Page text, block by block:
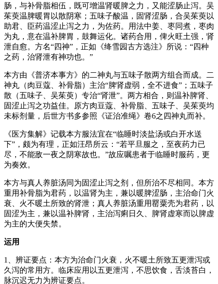
肠，与补骨脂相伍，既可增温肾暖脾之力，又能涩肠止泻。吴
茱萸温脾暖胃以散阴寒；五味子酸温，固肾涩肠，合吴茱萸以
助君、臣药温涩止泻之力，为佐药。用法中姜、枣同煮，枣肉
为丸，意在温补脾胃，鼓舞运化。诸药合用，俾火旺土强，肾
泄自愈。方名“四神”，正如《绛雪园古方选注》所说：“四种
之药，治肾泄有神功也。”
本方由《普济本事方》的二神丸与五味子散两方组合而成。二
神丸（肉豆蔻、补骨脂）主治“脾肾虚弱，全不进食”；五味子
散（五味子、吴茱萸）专治“肾泄”。两方相合，则温补脾肾、
固涩止泻之功益佳。原方肉豆蔻、补骨脂、五味子、吴茱萸均
未标剂量，后世方书多参照《证治准绳》卷6之四神丸而补。
《医方集解》记载本方服法宜在“临睡时淡盐汤或白开水送
下”，颇为有理，正如汪昂所云：“若平旦服之，至夜药力已
尽，不能敌一夜之阴寒故也。”故应嘱患者于临睡时服药，更
为奏效。
本方与真人养脏汤同为固涩止泻之剂，但所治不尽相同。本方
重用补骨脂为君药，以温肾为主，兼以暖脾涩肠，主治命门火
衰、火不暖土所致的肾泄；真人养脏汤重用罂粟壳为君药，以
固涩为主，兼以温补脾肾，主治泻痢日久、脾肾虚寒而以脾虚
为主的大便失禁。
运用
1、辨证要点：本方为治命门火衰，火不暖土所致五更泄泻或
久泻的常用方。临床应用以五更泄泻，不思饮食，舌淡苔白，
脉沉迟无力为辨证要点。